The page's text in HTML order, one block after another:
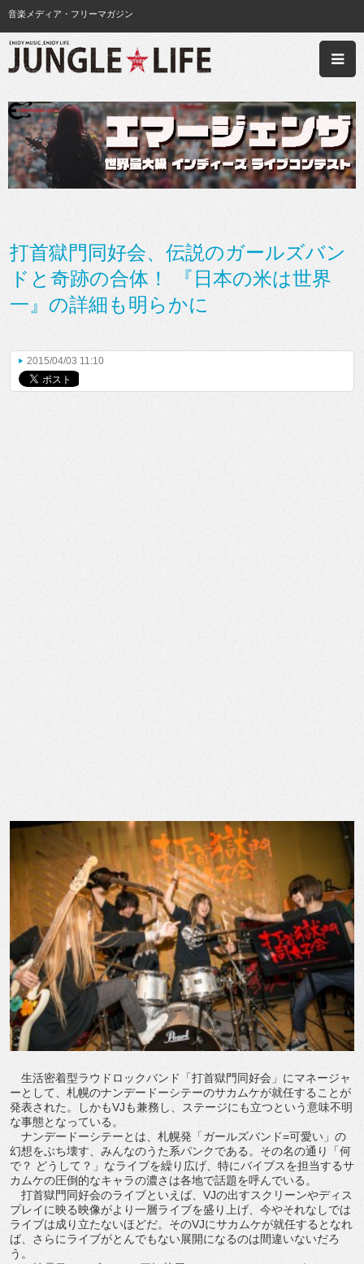
音楽メディア・フリーマガジン
打首獄門同好会、伝説のガールズバン
ドと奇跡の合体！ 『日本の米は世界
一』の詳細も明らかに
2015/04/03 11:10
生活密着型ラウドロックバンド「打首獄門同好会」にマネージャ
ーとして、札幌のナンデードーシテーのサカムケが就任することが
発表された。しかもVJも兼務し、ステージにも立つという意味不明
な事態となっている。
ナンデードーシテーとは、札幌発「ガールズバンド=可愛い」の
幻想をぶち壊す、みんなのうた系パンクである。その名の通り「何
で？ どうして？」なライブを繰り広げ、特にバイブスを担当するサ
カムケの圧倒的なキャラの濃さは各地で話題を呼んでいる。
打首獄門同好会のライブといえば、VJの出すスクリーンやディス
プレイに映る映像がより一層ライブを盛り上げ、今やそれなしでは
ライブは成り立たないほどだ。そのVJにサカムケが就任するとなれ
ば、さらにライブがとんでもない展開になるのは間違いないだろ
う。